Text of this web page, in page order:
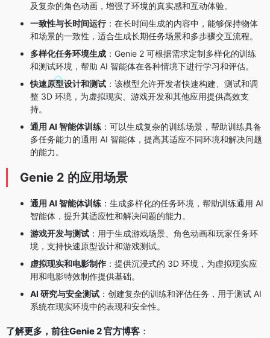
及复杂的角色动画，增强了环境的真实感和互动体验。
一致性与长时间运行：在长时间生成的内容中，能够保持物体
和场景的一致性，适合生成长期任务场景和多步骤交互流程。
多样化任务环境生成 ：Genie 2 可根据需求定制多样化的训练
和测试环境，帮助 AI 智能体在各种情境下进行学习和评估。
快速原型设计和测试 ：该模型允许开发者快速构建、测试和调
整 3D 环境，为虚拟现实、游戏开发和其他应用提供高效支
持。
通用 AI 智能体训练 ：可以生成复杂的训练场景，帮助训练具备
多任务能力的通用 AI 智能体，提高其适应不同环境和解决问题
的能力。
Genie 2 的应用场景
通用 AI 智能体训练 ：生成多样化的任务环境，帮助训练通用 AI
智能体，提升其适应性和解决问题的能力。
游戏开发与测试 ：用于生成游戏场景、角色动画和玩家任务环
境，支持快速原型设计和游戏测试。
虚拟现实和电影制作 ：提供沉浸式的 3D 环境，为虚拟现实应
用和电影特效制作提供基础。
AI 研究与安全测试 ：创建复杂的训练和评估任务，用于测试 AI
系统在现实环境中的表现和安全性。
了解更多，前往Genie 2 官方博客 ：